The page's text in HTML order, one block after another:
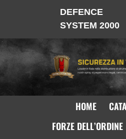
DEFENCE
SYSTEM 2000
HOME
FORZE DELL’ORDINE